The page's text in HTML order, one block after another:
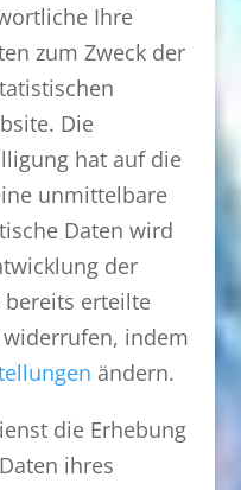
Ihre
zum Zweck der
Die
hat auf die
unmittelbare
Daten wird
der
bereits erteilte
indem
ändern.
die Erhebung
ihres